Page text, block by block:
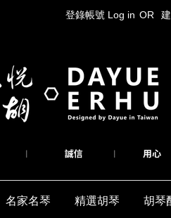
登錄帳號 Log in OR
名家名琴 精選胡琴 胡琴